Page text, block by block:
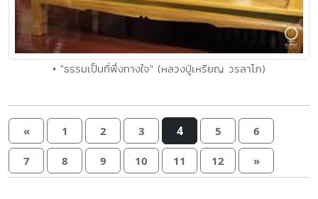
• "ธรรมเป็นที่พึ่งทางใจ" (หลวงปู่เหรียญ วรลาโภ)
« 1 2 3 4 5 6
7 8 9 10 11 12 »